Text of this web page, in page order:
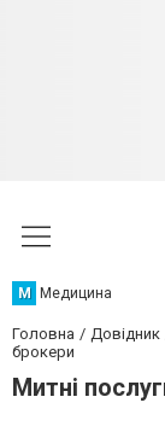
М Медицина
Головна Довідник
брокери
Митні